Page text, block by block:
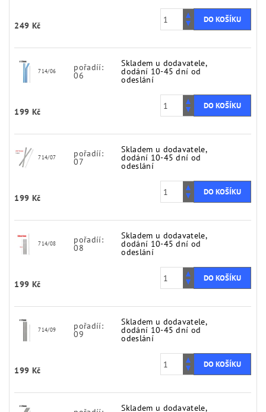
249 Kč
714/06 pořadíí:
06
Skladem u dodavatele,
dodání 10-45 dní od
odeslání
199 Kč
714/07 pořadíí:
07
Skladem u dodavatele,
dodání 10-45 dní od
odeslání
199 Kč
714/08 pořadíí:
08
Skladem u dodavatele,
dodání 10-45 dní od
odeslání
199 Kč
714/09 pořadíí:
09
Skladem u dodavatele,
dodání 10-45 dní od
odeslání
199 Kč
Skladem u dodavatele,